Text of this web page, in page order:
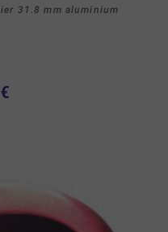
31.8 mm aluminium